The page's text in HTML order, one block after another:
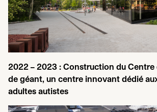
2022 – 2023 : Construction du Centre
de géant, un centre innovant dédié
adultes autistes